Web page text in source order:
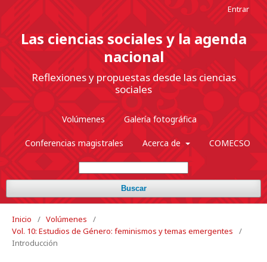
Las ciencias sociales y la agenda
nacional
Reflexiones y propuestas desde las ciencias
sociales
Volúmenes Galería fotográfica
Conferencias magistrales Acerca de COMECSO
Buscar
Entrar
Inicio / Volúmenes
/
Vol. 10: Estudios de Género: feminismos y temas emergentes
/
Introducción